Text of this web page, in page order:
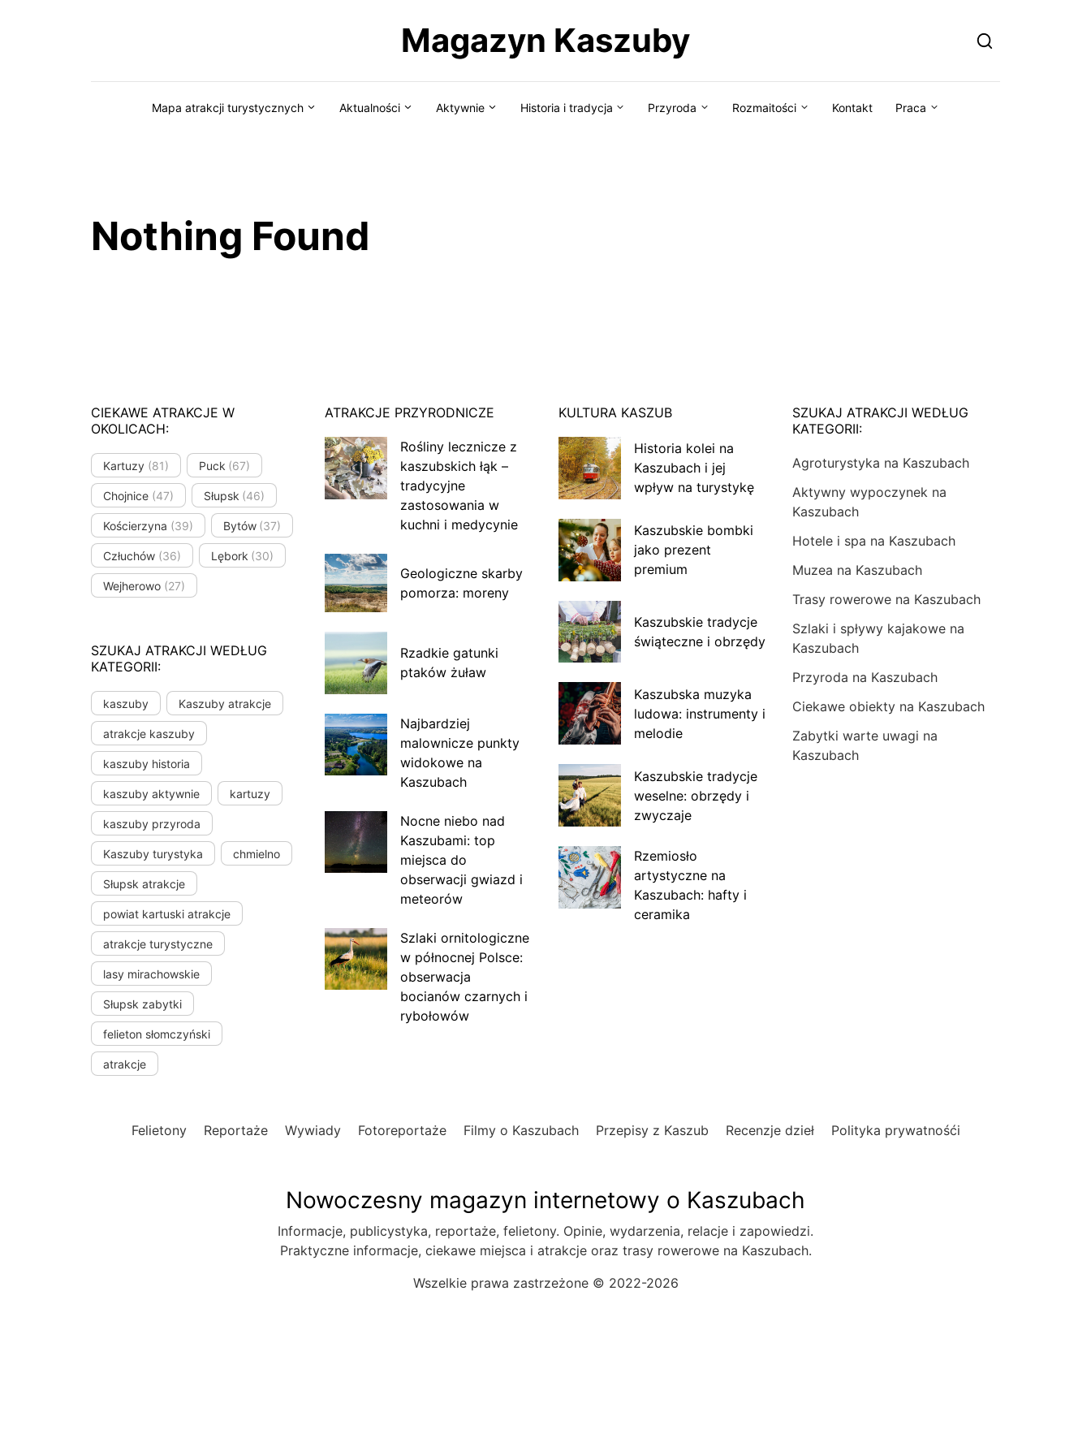
Magazyn Kaszuby
Mapa atrakcji turystycznych Aktualności Aktywnie Historia i tradycja Przyroda Rozmaitości Kontakt Praca
Nothing Found
CIEKAWE ATRAKCJE W
OKOLICACH:
Kartuzy (81) Puck (67)
Chojnice (47) Słupsk (46)
Kościerzyna (39) Bytów (37)
Człuchów (36) Lębork (30)
Wejherowo (27)
SZUKAJ ATRAKCJI WEDŁUG
KATEGORII:
kaszuby Kaszuby atrakcje
atrakcje kaszuby
kaszuby historia
kaszuby aktywnie kartuzy
kaszuby przyroda
Kaszuby turystyka chmielno
Słupsk atrakcje
powiat kartuski atrakcje
atrakcje turystyczne
lasy mirachowskie
Słupsk zabytki
felieton słomczyński
atrakcje
ATRAKCJE PRZYRODNICZE
Rośliny lecznicze z
kaszubskich łąk –
tradycyjne
zastosowania w
kuchni i medycynie
Geologiczne skarby
pomorza: moreny
Rzadkie gatunki
ptaków żuław
Najbardziej
malownicze punkty
widokowe na
Kaszubach
Nocne niebo nad
Kaszubami: top
miejsca do
obserwacji gwiazd i
meteorów
Szlaki ornitologiczne
w północnej Polsce:
obserwacja
bocianów czarnych i
rybołowów
KULTURA KASZUB
Historia kolei na
Kaszubach i jej
wpływ na turystykę
Kaszubskie bombki
jako prezent
premium
Kaszubskie tradycje
świąteczne i obrzędy
Kaszubska muzyka
ludowa: instrumenty i
melodie
Kaszubskie tradycje
weselne: obrzędy i
zwyczaje
Rzemiosło
artystyczne na
Kaszubach: hafty i
ceramika
SZUKAJ ATRAKCJI WEDŁUG
KATEGORII:
Agroturystyka na Kaszubach
Aktywny wypoczynek na
Kaszubach
Hotele i spa na Kaszubach
Muzea na Kaszubach
Trasy rowerowe na Kaszubach
Szlaki i spływy kajakowe na
Kaszubach
Przyroda na Kaszubach
Ciekawe obiekty na Kaszubach
Zabytki warte uwagi na
Kaszubach
Felietony Reportaże Wywiady Fotoreportaże Filmy o Kaszubach Przepisy z Kaszub Recenzje dzieł Polityka prywatnośći
Nowoczesny magazyn internetowy o Kaszubach
Informacje, publicystyka, reportaże, felietony. Opinie, wydarzenia, relacje i zapowiedzi.
Praktyczne informacje, ciekawe miejsca i atrakcje oraz trasy rowerowe na Kaszubach.
Wszelkie prawa zastrzeżone © 2022-2026